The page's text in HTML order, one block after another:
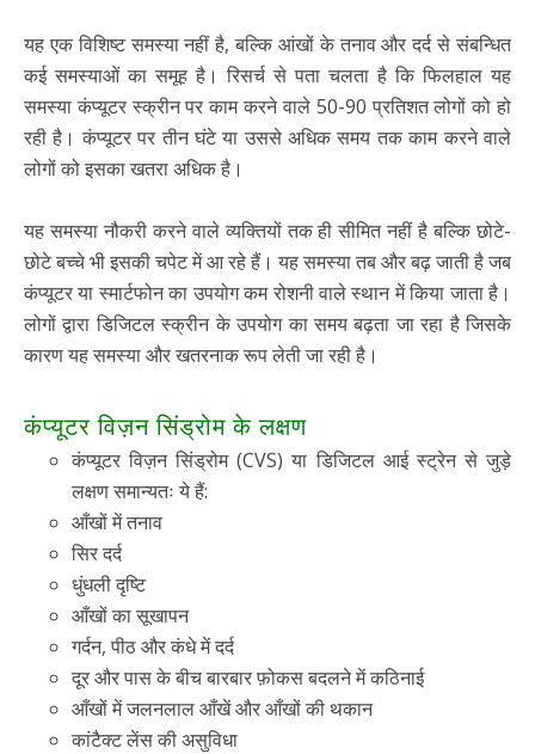
यह एक विशिष्ट समस्या नहीं है, बल्कि आंखों के तनाव और दर्द से संबन्धित
कई समस्याओं का समूह है। रिसर्च से पता चलता है कि फिलहाल यह
समस्या कंप्यूटर स्क्रीन पर काम करने वाले 50-90 प्रतिशत लोगों को हो
रही है। कंप्यूटर पर तीन घंटे या उससे अधिक समय तक काम करने वाले
लोगों को इसका खतरा अधिक है।
यह समस्या नौकरी करने वाले व्यक्तियों तक ही सीमित नहीं है बल्कि छोटे-
छोटे बच्चे भी इसकी चपेट में आ रहे हैं। यह समस्या तब और बढ़ जाती है जब
कंप्यूटर या स्मार्टफोन का उपयोग कम रोशनी वाले स्थान में किया जाता है।
लोगों द्वारा डिजिटल स्क्रीन के उपयोग का समय बढ़ता जा रहा है जिसके
कारण यह समस्या और खतरनाक रूप लेती जा रही है।
कंप्यूटर विज़न सिंड्रोम के लक्षण
कंप्यूटर विज़न सिंड्रोम (CVS) या डिजिटल आई स्ट्रेन से जुड़े
लक्षण समान्यतः ये हैं:
आँखों में तनाव
सिर दर्द
धुंधली दृष्टि
आँखों का सूखापन
गर्दन, पीठ और कंधे में दर्द
दूर और पास के बीच बारबार फ़ोकस बदलने में कठिनाई
आँखों में जलनलाल आँखें और आँखों की थकान
कांटैक्ट लेंस की असुविधा